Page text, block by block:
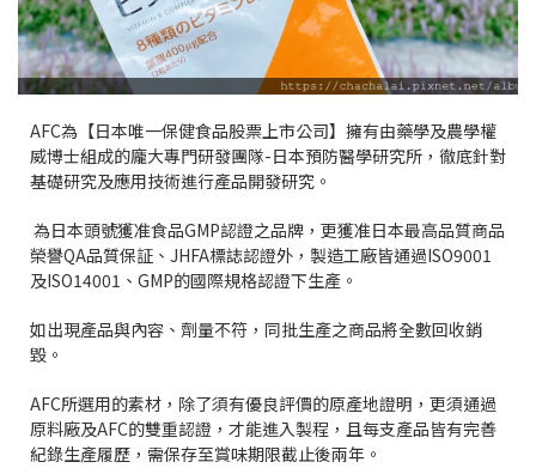
AFC為【日本唯一保健食品股票上市公司】擁有由藥學及農學權
威博士組成的龐大專門研發團隊-日本預防醫學研究所，徹底針對
基礎研究及應用技術進行產品開發研究。
為日本頭號獲准食品GMP認證之品牌，更獲准日本最高品質商品
榮譽QA品質保証、JHFA標誌認證外，製造工廠皆通過ISO9001
及ISO14001、GMP的國際規格認證下生產。
如出現產品與內容、劑量不符，同批生產之商品將全數回收銷
毀。
AFC所選用的素材，除了須有優良評價的原產地證明，更須通過
原料廠及AFC的雙重認證，才能進入製程，且每支產品皆有完善
紀錄生產履歷，需保存至賞味期限截止後兩年。